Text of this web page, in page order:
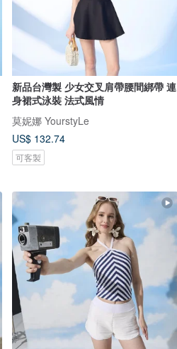
新品台灣製 少女交叉肩帶腰間綁帶 連
身裙式泳裝 法式風情
莫妮娜 YourstyLe
US$ 132.74
可客製